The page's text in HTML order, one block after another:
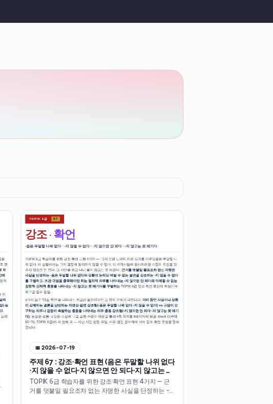
📅 2026-07-19
주제 67 : 강조·확언 표현 (음은 두말할 나위 없다
·지 않을 수 없다·지 않으면 안 되다·지 않고는 못
배기다)
TOPIK 6급 학습자를 위한 강조·확언 표현 4가지 — 근
거를 덧붙일 필요조차 없는 자명한 사실을 단정하는 -